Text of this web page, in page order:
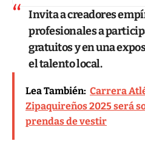
Invita a creadores
profesionales a
gratuitos y en una
el talento local.
Lea También: Carrera
Zipaquireños 2025 será
prendas de vestir